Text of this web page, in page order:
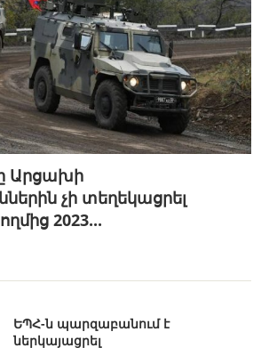
Արցախի
չի տեղեկացրել
2023...
ԵՊՀ-ն պարզաբանում է
ներկայացրել